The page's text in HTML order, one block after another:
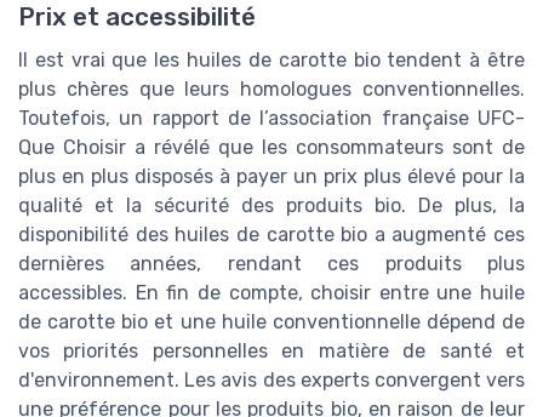
Prix et accessibilité
Il est vrai que les huiles de carotte bio tendent à être
plus chères que leurs homologues conventionnelles.
Toutefois, un rapport de l’association française UFC-
Que Choisir a révélé que les consommateurs sont de
plus en plus disposés à payer un prix plus élevé pour la
qualité et la sécurité des produits bio. De plus, la
disponibilité des huiles de carotte bio a augmenté ces
dernières années, rendant ces produits plus
accessibles. En fin de compte, choisir entre une huile
de carotte bio et une huile conventionnelle dépend de
vos priorités personnelles en matière de santé et
d'environnement. Les avis des experts convergent vers
une préférence pour les produits bio, en raison de leur